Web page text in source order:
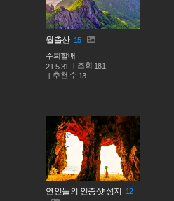
월출산 15
주희할배
21.5.31
조회 181
추천 수 13
연인들의 인증샷 성지 12